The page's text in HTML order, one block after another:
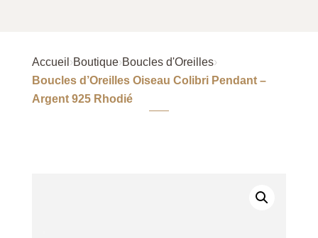
Accueil ›Boutique›Boucles d'Oreilles›
Boucles d’Oreilles Oiseau Colibri Pendant –
Argent 925 Rhodié